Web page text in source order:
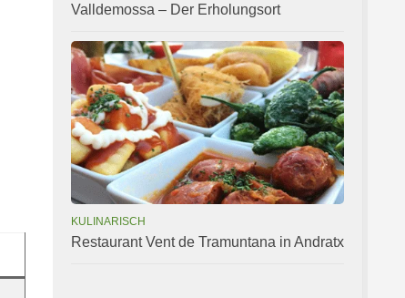
Valldemossa – Der Erholungsort
KULINARISCH
Restaurant Vent de Tramuntana in Andratx